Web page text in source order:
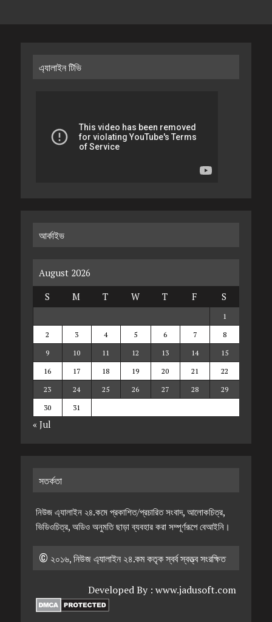
এ্যালাইন টিভি
আর্কাইভ
August 2026
S
M T W T F S
1
2
3 4 5 6 7
8
9
10 11 12 13 14
15
16
17 18 19 20 21
22
23
24 25 26 27 28
29
30
31
« Jul
সতর্কতা
নিউজ এ্যালাইন ২৪.কমে প্রকাশিত/প্রচারিত সংবাদ, আলোকচিত্র,
ভিডিওচিত্র, অডিও অনুমতি ছাড়া ব্যবহার করা সম্পূর্ণরূপে বেআইনি।
© ২০১৬, নিউজ এ্যালাইন ২৪.কম কতৃক স্বর্ব স্বত্ত্ব সংরক্ষিত
Developed By :www.jadusoft.com